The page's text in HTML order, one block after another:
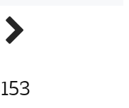
Następne
zdjęcie